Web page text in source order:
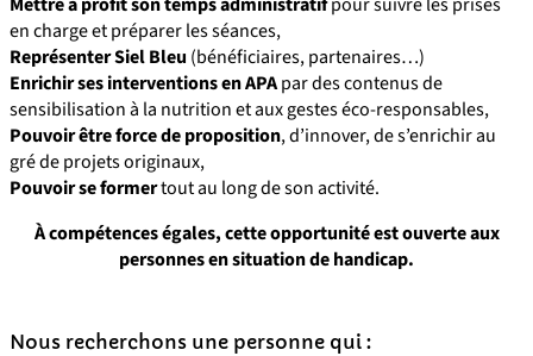
en charge et préparer les séances,
Représenter Siel Bleu (bénéficiaires, partenaires…)
Enrichir ses interventions en APApar des contenus de
sensibilisation à la nutrition et aux gestes éco-responsables,
Pouvoir être force de proposition, d’innover, de s’enrichir au
gré de projets originaux,
Pouvoir se formertout au long de son activité.
À compétences égales, cette opportunité est ouverte aux
personnes en situation de handicap.
Nous recherchons une personne qui :